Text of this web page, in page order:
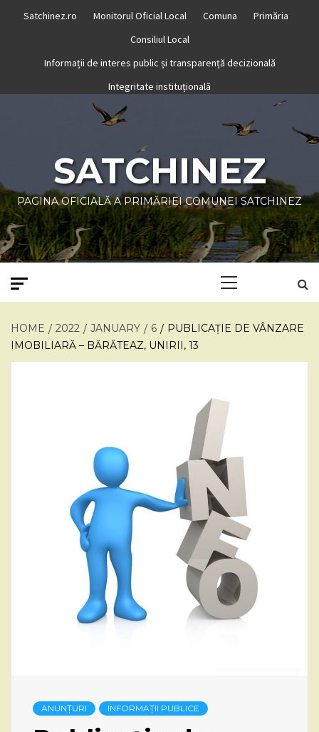
Satchinez.ro Monitorul Oficial Local Comuna
Primăria
Consiliul Local
Informații de interes public și transparență decizională
Integritate instituțională
SATCHINEZ
PAGINA OFICIALĂ A PRIMĂRIEI COMUNEI SATCHINEZ
HOME 2022 JANUARY 6
PUBLICAȚIE DE VÂNZARE
IMOBILIARĂ – BĂRĂTEAZ, UNIRII, 13
ANUNȚURI INFORMAȚII PUBLICE